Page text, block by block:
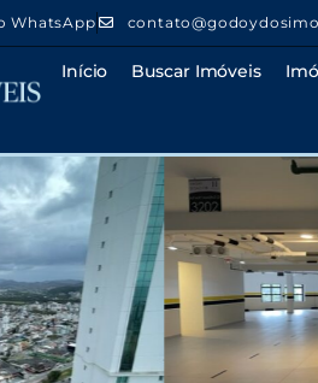
WhatsApp
Início Buscar Imóveis